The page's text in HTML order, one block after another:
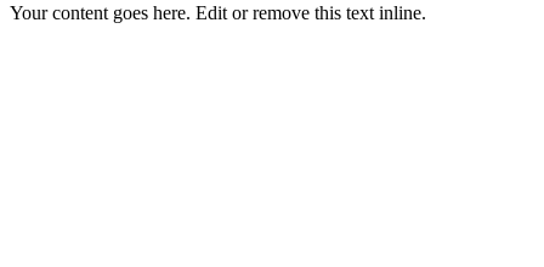
Your content goes here. Edit or remove this text inline.